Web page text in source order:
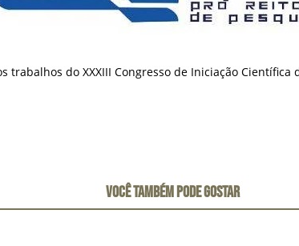
do XXXIII Congresso de Iniciação Científica
VOCÊ TAMBÉM PODE GOSTAR